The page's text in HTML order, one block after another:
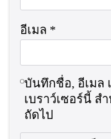
อีเมล *
บันทึกชื่อ, อีเมล
เบราว์เซอร์นี้ ส
ถัดไป